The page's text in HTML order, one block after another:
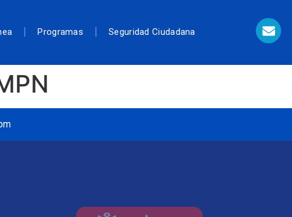
Programas Seguridad Ciudadana